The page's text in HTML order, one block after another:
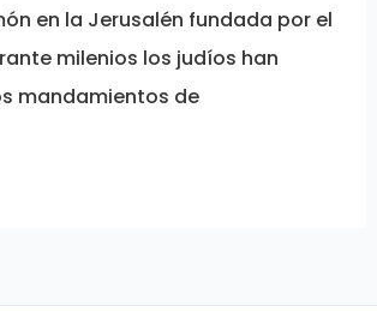
en la Jerusalén fundada por el
milenios los judíos han
mandamientos de